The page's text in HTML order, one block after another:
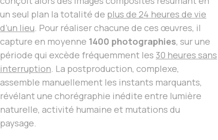
un seul plan la totalité de plus de 24 heures de vie
d’un lieu. Pour réaliser chacune de ces œuvres, il
capture en moyenne 1400 photographies, sur une
période qui excède fréquemment les 30 heures sans
interruption. La postproduction, complexe,
assemble manuellement les instants marquants,
révélant une chorégraphie inédite entre lumière
naturelle, activité humaine et mutations du
paysage.